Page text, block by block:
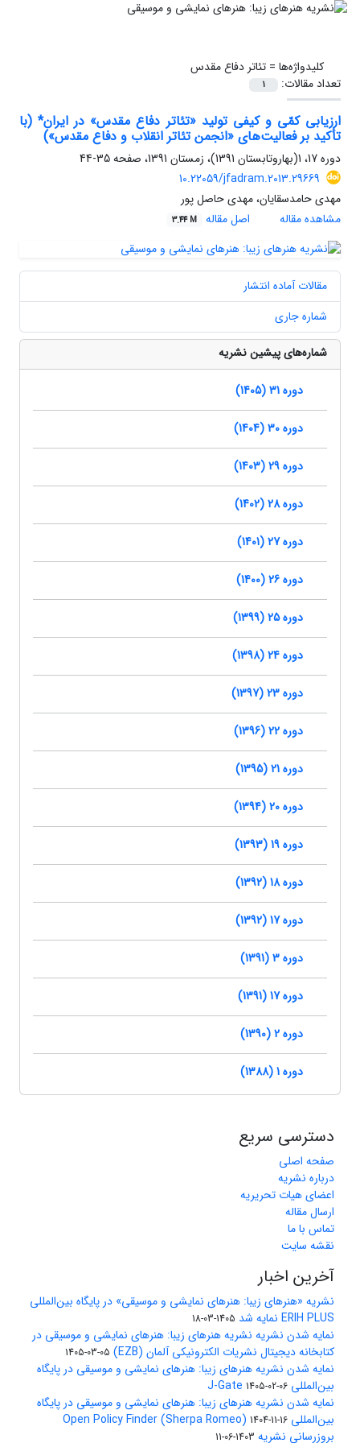
کلیدواژه‌ها =تئاتر دفاع مقدس
تعداد مقالات:
1
ارزیابی کمّی و کیفی تولید «تئاتر دفاع مقدس» در ایران* (با
تأکید بر فعالیت‌های «انجمن‌ تئاتر انقلاب و دفاع مقدس»)
دوره 17، 1(بهاروتابستان 1391)، زمستان 1391، صفحه
35-44
10.22059/jfadram.2013.29669
مهدی حامدسقایان، مهدی حاصل پور
مشاهده مقاله
اصل مقاله 3.44 M
مقالات آماده انتشار
شماره جاری
شماره‌های پیشین نشریه
دوره 31 (1405)
دوره 30 (1404)
دوره 29 (1403)
دوره 28 (1402)
دوره 27 (1401)
دوره 26 (1400)
دوره 25 (1399)
دوره 24 (1398)
دوره 23 (1397)
دوره 22 (1396)
دوره 21 (1395)
دوره 20 (1394)
دوره 19 (1393)
دوره 18 (1392)
دوره 17 (1392)
دوره 3 (1391)
دوره 17 (1391)
دوره 2 (1390)
دوره 1 (1388)
دسترسی سریع
صفحه اصلی
درباره نشریه
اعضای هیات تحریریه
ارسال مقاله
تماس با ما
نقشه سایت
آخرین اخبار
نشریه «هنرهای زیبا: هنرهای نمایشی و موسیقی» در پایگاه بین‌المللی
ERIH PLUS نمایه شد
1405-03-18
نمایه شدن نشریه نشریه هنرهای زیبا: هنرهای نمایشی و موسیقی در
کتابخانه دیجیتال نشریات الکترونیکی آلمان (EZB)
1405-03-05
نمایه شدن نشریه هنرهای زیبا: هنرهای نمایشی و موسیقی در پایگاه
بین‌المللی J-Gate 1405-02-06
نمایه شدن نشریه هنرهای زیبا: هنرهای نمایشی و موسیقی در پایگاه
بین‌المللی Open Policy Finder (Sherpa Romeo) 1404-11-16
بروزرسانی نشریه 1403-06-11